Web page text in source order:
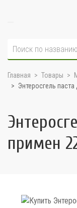
Главная Товары
Энтеросгель
примен